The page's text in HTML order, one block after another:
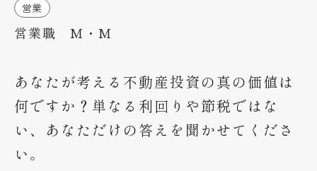
営業
営業職 M・M
あなたが考える不動産投資の真の価値は
何ですか？単なる利回りや節税ではな
い、あなただけの答えを聞かせてくださ
い。